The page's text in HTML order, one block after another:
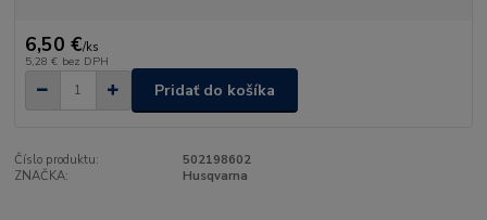
6,50 €/ks
5,28 € bez DPH
Pridať do košíka
Číslo produktu:
502198602
ZNAČKA:
Husqvarna